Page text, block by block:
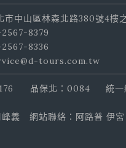
市中山區林森北路380號4樓
8379
8336
tours.com.tw
品保北：0084
統一
義
網站聯絡：阿路普 伊宮